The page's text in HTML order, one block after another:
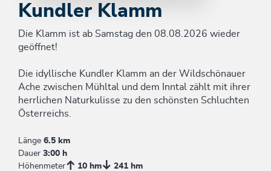
Kundler Klamm
Die Klamm ist ab Samstag den 08.08.2026 wieder
geöffnet!
Die idyllische Kundler Klamm an der Wildschönauer
Ache zwischen Mühltal und dem Inntal zählt mit ihrer
herrlichen Naturkulisse zu den schönsten Schluchten
Österreichs.
Länge 6.5 km
Dauer 3:00 h
Höhenmeter
10 hm 241 hm